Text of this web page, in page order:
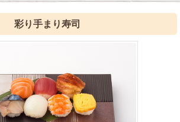
彩り手まり寿司